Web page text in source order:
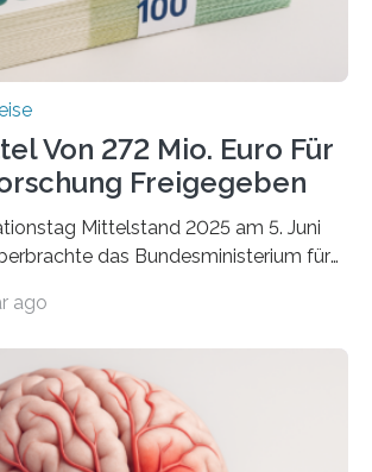
Von 272 Mio. Euro Für
Freigegeben
Mittelstand 2025 am 5. Juni
das Bundesministerium für
Verpflichtungsermächtigungen in
freigegeben – unter
der
Industrielle
(IGF), Zentrales
ago